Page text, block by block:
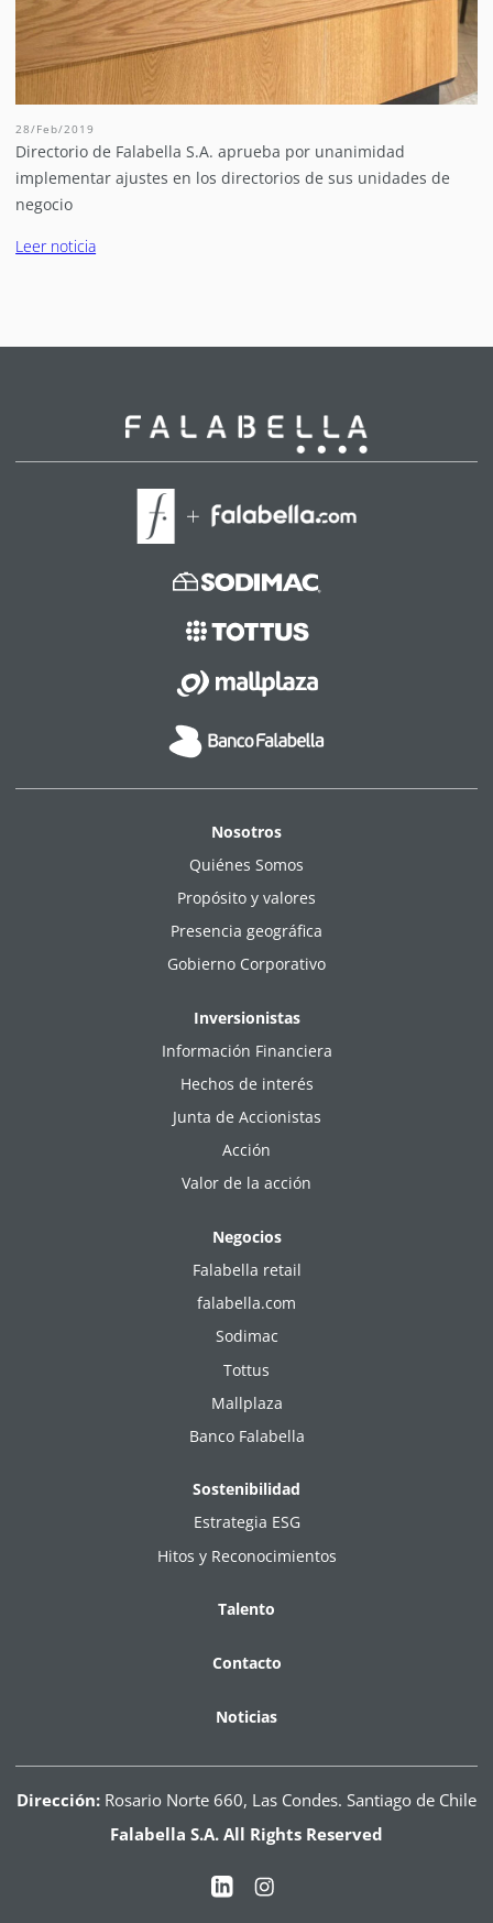
28/Feb/2019
Directorio de Falabella S.A. aprueba por unanimidad
implementar ajustes en los directorios de sus unidades de
negocio
Leer noticia
Nosotros
Quiénes Somos
Propósito y valores
Presencia geográfica
Gobierno Corporativo
Inversionistas
Información Financiera
Hechos de interés
Junta de Accionistas
Acción
Valor de la acción
Negocios
Falabella retail
falabella.com
Sodimac
Tottus
Mallplaza
Banco Falabella
Sostenibilidad
Estrategia ESG
Hitos y Reconocimientos
Talento
Contacto
Noticias
Dirección: Rosario Norte 660, Las Condes. Santiago de Chile
Falabella S.A. All Rights Reserved